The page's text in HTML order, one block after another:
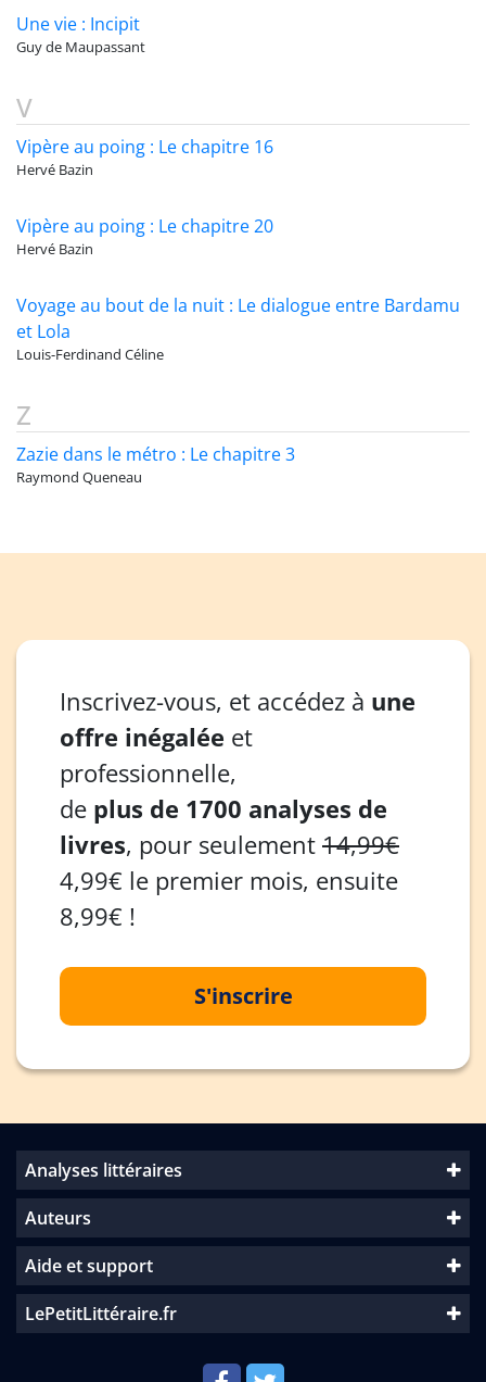
Une vie : Incipit
Guy de Maupassant
V
Vipère au poing : Le chapitre 16
Hervé Bazin
Vipère au poing : Le chapitre 20
Hervé Bazin
Voyage au bout de la nuit : Le dialogue entre Bardamu
et Lola
Louis-Ferdinand Céline
Z
Zazie dans le métro : Le chapitre 3
Raymond Queneau
Inscrivez-vous, et accédez à une
offre inégalée et
professionnelle,
de plus de 1700 analyses de
livres, pour seulement 14,99€
4,99€ le premier mois, ensuite
8,99€ !
S'inscrire
Analyses littéraires
Auteurs
Aide et support
LePetitLittéraire.fr